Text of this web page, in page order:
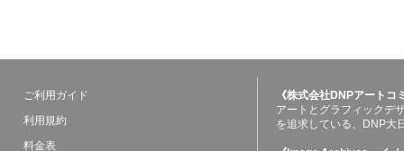
ご利用ガイド
利用規約
料金表
《株式会社DNPアート
アートとグラフィックデ
を追求している、DNP大